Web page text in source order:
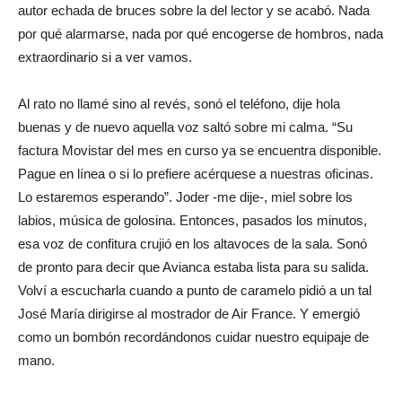
autor echada de bruces sobre la del lector y se acabó. Nada
por qué alarmarse, nada por qué encogerse de hombros, nada
extraordinario si a ver vamos.
Al rato no llamé sino al revés, sonó el teléfono, dije hola
buenas y de nuevo aquella voz saltó sobre mi calma. “Su
factura Movistar del mes en curso ya se encuentra disponible.
Pague en línea o si lo prefiere acérquese a nuestras oficinas.
Lo estaremos esperando”. Joder -me dije-, miel sobre los
labios, música de golosina. Entonces, pasados los minutos,
esa voz de confitura crujió en los altavoces de la sala. Sonó
de pronto para decir que Avianca estaba lista para su salida.
Volví a escucharla cuando a punto de caramelo pidió a un tal
José María dirigirse al mostrador de Air France. Y emergió
como un bombón recordándonos cuidar nuestro equipaje de
mano.